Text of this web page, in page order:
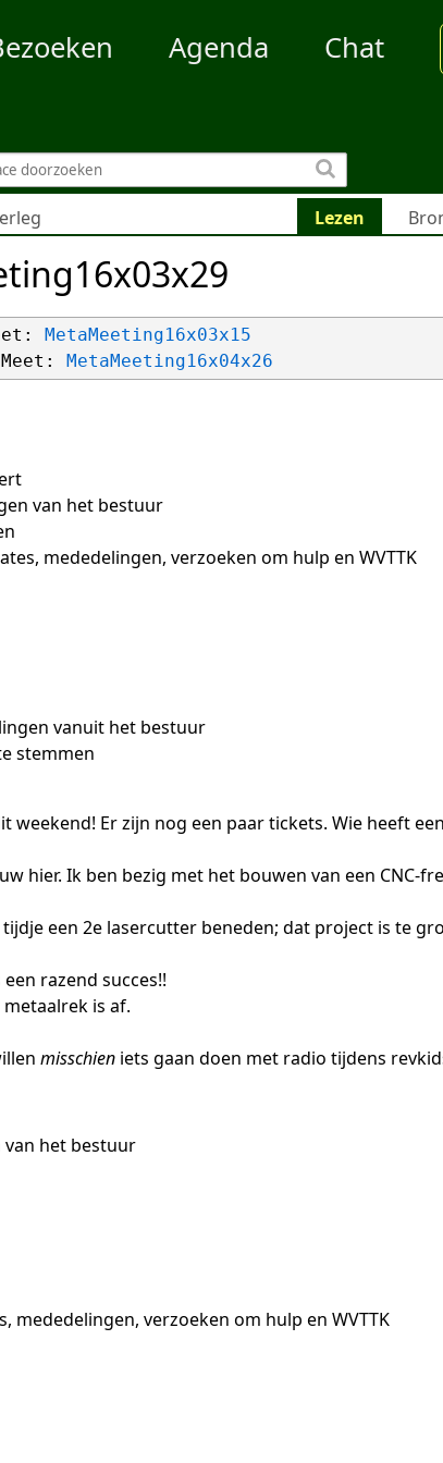
Agenda Chat
Lezen
MetaMeeting16x03x15
MetaMeeting16x04x26
van het bestuur
mededelingen, verzoeken om hulp en WVTTK
vanuit het bestuur
stemmen
weekend! Er zijn nog een paar tickets. Wie heeft
hier. Ik ben bezig met het bouwen van een CNC-
tijdje een 2e lasercutter beneden; dat project is te
razend succes!!
is af.
misschieniets gaan doen met radio tijdens
het bestuur
mededelingen, verzoeken om hulp en WVTTK